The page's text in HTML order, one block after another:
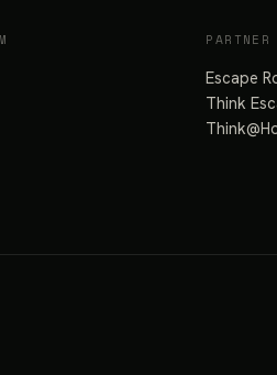
PARTNER
Escape
Think